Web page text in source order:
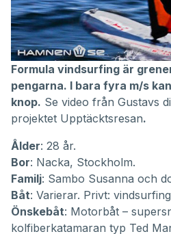
Formula vindsurfing är
pengarna. I bara fyra m/s
knop. Se video från Gustavs
projektet Upptäcktsresan.
Ålder: 28 år.
Bor: Nacka, Stockholm.
Familj: Sambo Susanna och
Båt: Varierar. Privt:
Önskebåt: Motorbåt –
kolfiberkatamaran typ Ted